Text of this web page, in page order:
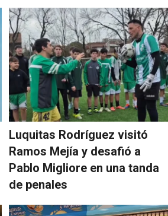
Luquitas Rodríguez visitó
Ramos Mejía y desafió a
Pablo Migliore en una tanda
de penales